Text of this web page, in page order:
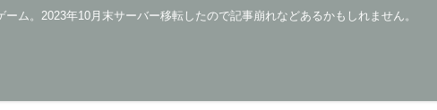
ム。2023年10月末サーバー移転したので記事崩れなどあるかもしれません。